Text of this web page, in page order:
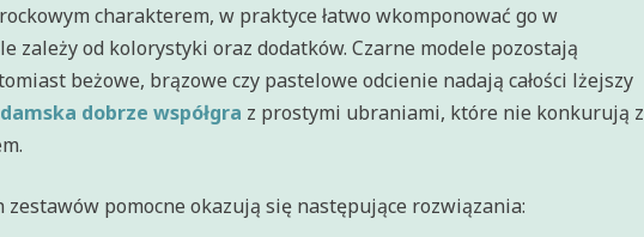
charakterem, w praktyce łatwo wkomponować go w
zależy od kolorystyki oraz dodatków. Czarne modele pozostają
beżowe, brązowe czy pastelowe odcienie nadają całości lżejszy
dobrze współgra z prostymi ubraniami, które nie konkurują z
zestawów pomocne okazują się następujące rozwiązania: